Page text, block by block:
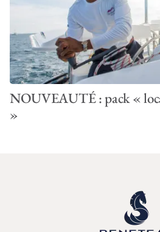
NOUVEAUTÉ : pack «
»